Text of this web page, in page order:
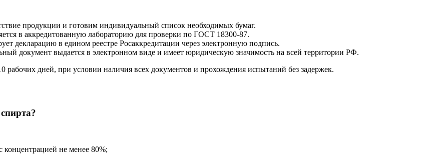
продукции и готовим индивидуальный список необходимых бумаг.
в аккредитованную лабораторию для проверки по ГОСТ 18300-87.
декларацию в едином реестре Росаккредитации через электронную подпись.
документ выдается в электронном виде и имеет юридическую значимость на всей территории РФ.
рабочих дней, при условии наличия всех документов и прохождения испытаний без задержек.
не менее 80%;